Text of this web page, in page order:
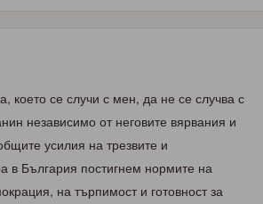
което се случи с мен, да не се случва с
независимо от неговите вярвания и
усилия на трезвите и
в България постигнем нормите на
на търпимост и готовност за